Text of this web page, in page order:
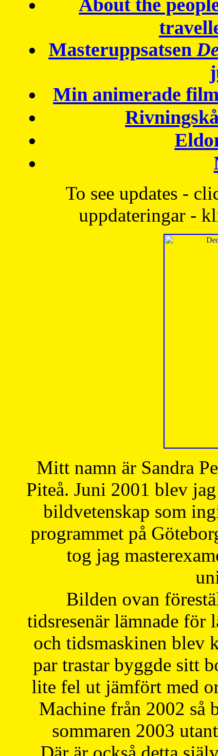
About the
Masteruppsatsen
Min animerade
To see updates -
uppdateringar -
Mitt namn är Sandra
Piteå. Juni 2001 blev
bildvetenskap som
programmet på
tog jag
Bilden ovan
tidsresenär lämnade för
och tidsmaskinen blev
par trastar byggde sitt
lite fel ut jämfört med
Machine från 2002 så
sommaren 2003